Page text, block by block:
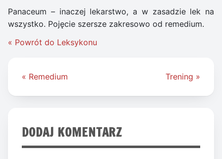
Panaceum – inaczej lekarstwo, a w zasadzie lek na
wszystko. Pojęcie szersze zakresowo od remedium.
« Powrót do Leksykonu
Nawigacja
« Remedium Trening »
DODAJ KOMENTARZ